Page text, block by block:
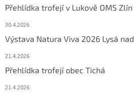
Přehlídka trofejí v Lukově OMS Zlín
30.4.2026
Výstava Natura Viva 2026 Lysá
21.4.2026
Přehlídka trofejí obec Tichá
21.4.2026